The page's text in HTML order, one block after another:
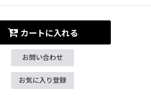
カートに入れる
お問い合わせ
お気に入り登録